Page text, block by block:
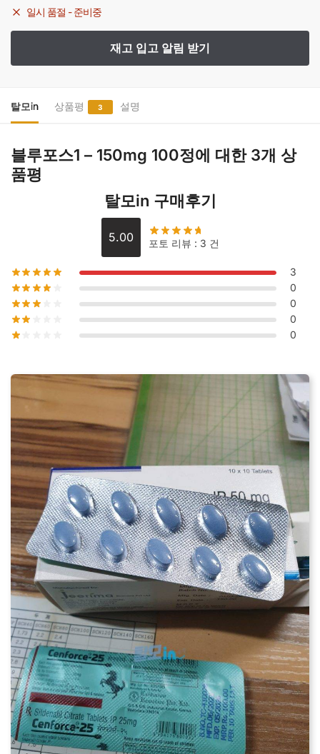
일시 품절 - 준비중
탈모in 상품평 3 설명
블루포스1 – 150mg 100정에 대한 3개 상
품평
탈모in 구매후기
5.00 포토 리뷰 : 3 건
3
0
0
0
0